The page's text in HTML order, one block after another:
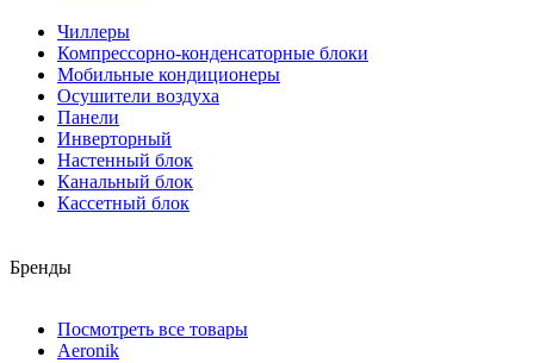
Чиллеры
Компрессорно-конденсаторные блоки
Мобильные кондиционеры
Осушители воздуха
Панели
Инверторный
Настенный блок
Канальный блок
Кассетный блок
Бренды
Посмотреть все товары
Aeronik